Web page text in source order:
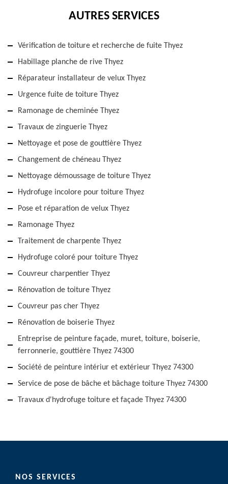
AUTRES SERVICES
Vérification de toiture et recherche de fuite Thyez
Habillage planche de rive Thyez
Réparateur installateur de velux Thyez
Urgence fuite de toiture Thyez
Ramonage de cheminée Thyez
Travaux de zinguerie Thyez
Nettoyage et pose de gouttière Thyez
Changement de chéneau Thyez
Nettoyage démoussage de toiture Thyez
Hydrofuge incolore pour toiture Thyez
Pose et réparation de velux Thyez
Ramonage Thyez
Traitement de charpente Thyez
Hydrofuge coloré pour toiture Thyez
Couvreur charpentier Thyez
Rénovation de toiture Thyez
Couvreur pas cher Thyez
Rénovation de boiserie Thyez
Entreprise de peinture façade, muret, toiture, boiserie,
ferronnerie, gouttière Thyez 74300
Société de peinture intériur et extérieur Thyez 74300
Service de pose de bâche et bâchage toiture Thyez 74300
Travaux d'hydrofuge toiture et façade Thyez 74300
NOS SERVICES